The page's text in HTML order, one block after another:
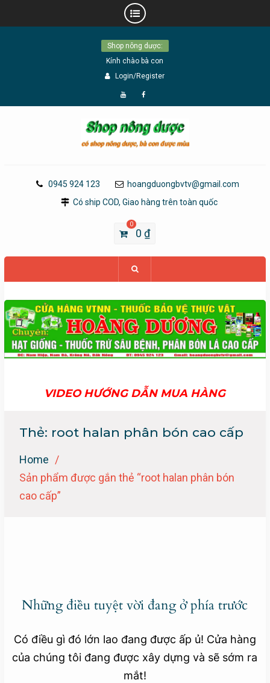
Shop nông dược:
Kính chào bà con
Login/Register
Đăng
YouTube
Page
0945 924 123
hoangduongbvtv@gmail.com
Có ship COD, Giao hàng trên toàn quốc
0
0₫
VIDEO HƯỚNG DẪN MUA HÀNG
Thẻ: root halan phân bón cao cấp
Home
Sản phẩm được gắn thẻ “root halan phân bón
cao cấp”
Những điều tuyệt vời đang ở phía trước
Có điều gì đó lớn lao đang được ấp ủ! Cửa hàng
của chúng tôi đang được xây dựng và sẽ sớm ra
mắt!